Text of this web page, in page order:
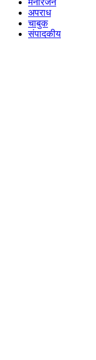
मनोरंजन
अपराध
चाबुक
संपादकीय